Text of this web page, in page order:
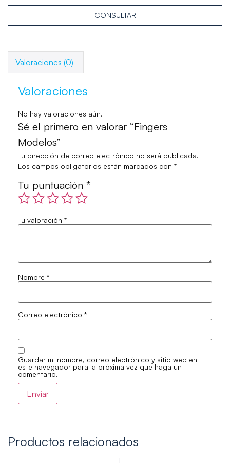
CONSULTAR
Valoraciones (0)
Valoraciones
No hay valoraciones aún.
Sé el primero en valorar “Fingers
Modelos”
Tu dirección de correo electrónico no será publicada.
Los campos obligatorios están marcados con *
Tu puntuación *
Tu valoración *
Nombre *
Correo electrónico *
Guardar mi nombre, correo electrónico y sitio web en
este navegador para la próxima vez que haga un
comentario.
Productos relacionados